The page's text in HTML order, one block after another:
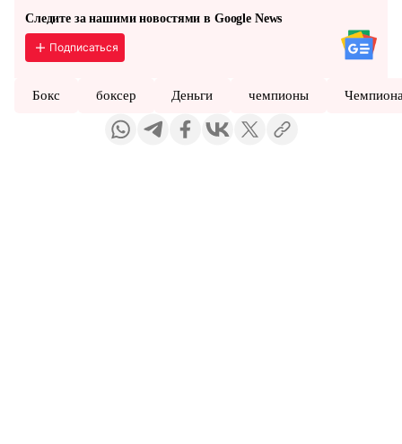
Следите за нашими новостями в Google News
Подписаться
Бокс боксер Деньги чемпионы